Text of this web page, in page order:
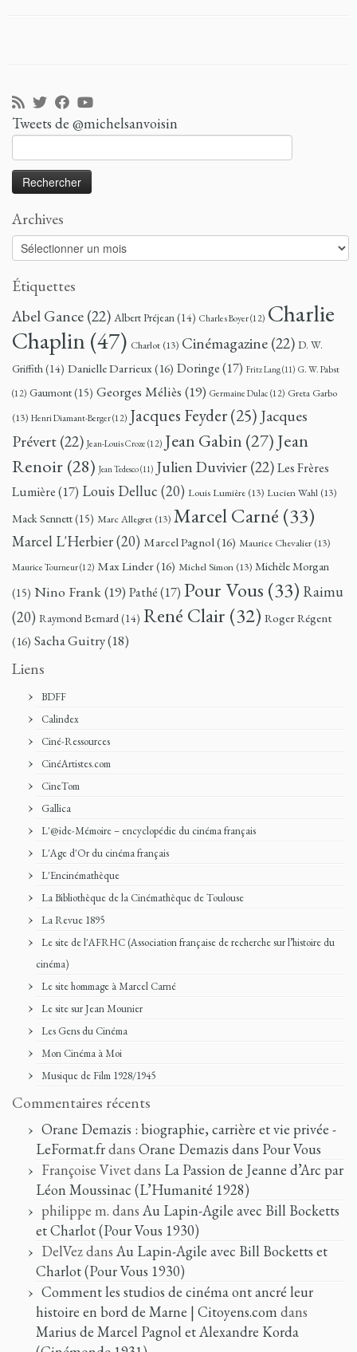
Tweets de @michelsanvoisin
Archives
Archives
Étiquettes
Abel Gance(22) Albert Préjean(14) Charles Boyer(12) Charlie
Chaplin(47) Charlot (13) Cinémagazine(22) D. W.
Griffith(14) Danielle Darrieux(16) Doringe(17) Fritz Lang(11) G. W. Pabst
(12) Gaumont(15) Georges Méliès (19) Germaine Dulac (12) Greta Garbo
(13) Henri Diamant-Berger(12) Jacques Feyder(25) Jacques
Prévert(22) Jean-Louis Croze (12) Jean Gabin (27) Jean
Renoir (28) Jean Tedesco(11) Julien Duvivier(22)Les Frères
Lumière(17) Louis Delluc (20) Louis Lumière (13) Lucien Wahl (13)
Mack Sennett(15) Marc Allegret (13) Marcel Carné (33)
Marcel L'Herbier(20) Marcel Pagnol(16) Maurice Chevalier (13)
Maurice Tourneur(12) Max Linder(16) Michel Simon (13) Michèle Morgan
(15) Nino Frank(19) Pathé(17) Pour Vous (33) Raimu
(20) Raymond Bernard(14) René Clair (32) Roger Régent
(16) Sacha Guitry(18)
Liens
BDFF
Calindex
Ciné-Ressources
CinéArtistes.com
CineTom
Gallica
L'@ide-Mémoire – encyclopédie du cinéma français
L'Age d'Or du cinéma français
L'Encinémathèque
La Bibliothèque de la Cinémathèque de Toulouse
La Revue 1895
Le site de l'AFRHC (Association française de recherche sur l’histoire du
cinéma)
Le site hommage à Marcel Carné
Le site sur Jean Mounier
Les Gens du Cinéma
Mon Cinéma à Moi
Musique de Film 1928/1945
Commentaires récents
Orane Demazis : biographie, carrière et vie privée -
LeFormat.frdans Orane Demazis dans Pour Vous
Françoise Vivetdans La Passion de Jeanne d’Arc par
Léon Moussinac (L’Humanité 1928)
philippe m. dans Au Lapin-Agile avec Bill Bocketts
et Charlot (Pour Vous 1930)
DelVezdans Au Lapin-Agile avec Bill Bocketts et
Charlot (Pour Vous 1930)
Comment les studios de cinéma ont ancré leur
histoire en bord de Marne | Citoyens.comdans
Marius de Marcel Pagnol et Alexandre Korda